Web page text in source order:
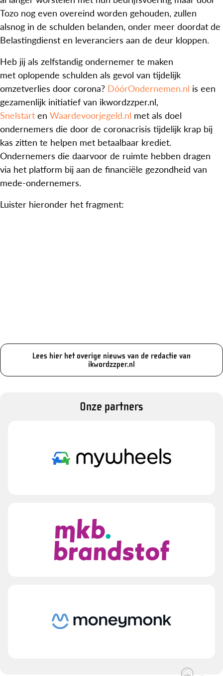
Tozo nog even overeind worden gehouden, zullen
alsnog in de schulden belanden, onder meer doordat de
Belastingdienst en leveranciers aan de deur kloppen.
Heb jij als zelfstandig ondernemer te maken
met oplopende schulden als gevol van tijdelijk
omzetverlies door corona? DóórOndernemen.nl is een
gezamenlijk initiatief van ikwordzzper.nl,
Snelstart en Waardevoorjegeld.nl met als doel
ondernemers die door de coronacrisis tijdelijk krap bij
kas zitten te helpen met betaalbaar krediet.
Ondernemers die daarvoor de ruimte hebben dragen
via het platform bij aan de financiële gezondheid van
mede-ondernemers.
Luister hieronder het fragment:
Lees hier het overige nieuws van de redactie van
ikwordzzper.nl
Onze partners